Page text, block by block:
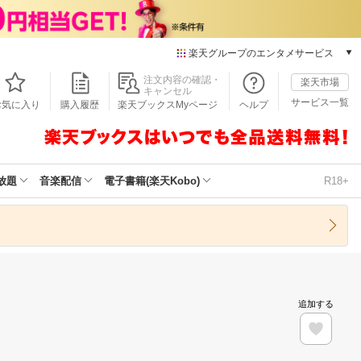
楽天グループのエンタメサービス
本/ゲーム/CD/DVD
楽天ブックス
楽天Kobo
楽天ミュージック
楽天TV
気に入り 購入履歴
注文内容の確認・
キャンセル
楽天ブックスMyページ
ヘルプ
楽天市場
サービス一覧
題 音楽配信 電子書籍(楽天Kobo) R18+
追加する